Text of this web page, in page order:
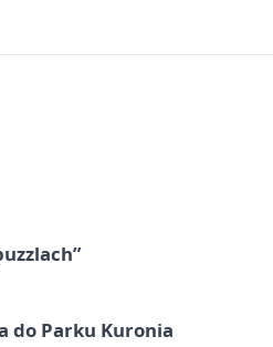
do Parku Kuronia